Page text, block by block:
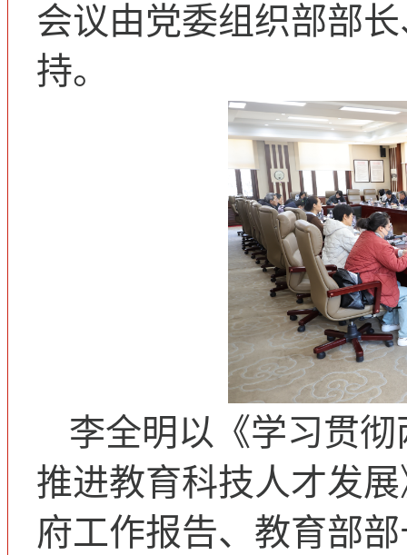
会议由党委组织部部
持。
李全明以《学习贯
推进教育科技人才发
府工作报告、教育部